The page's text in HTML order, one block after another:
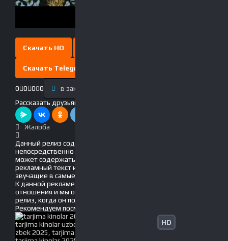
Скачать HD
Скачать Telegram
0 0 000 в закладки
Рассказать друзьям!
Жалоба
Данный релиз содержит рекламу, вшитую
непосредственно в фильм! Это значит, что он
может содержать движущийся по экрану
рекламный текст и голосовые вставки, громко
звучащие в самые неподходящие моменты.
К данной рекламе мы не имеем никакого
отношения и мы обязательно обновим данный
релиз, когда он появится без рекламы!
Рекомендуем посмотреть
HD